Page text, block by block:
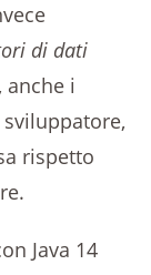
di dati
anche i
rispetto
Java 14